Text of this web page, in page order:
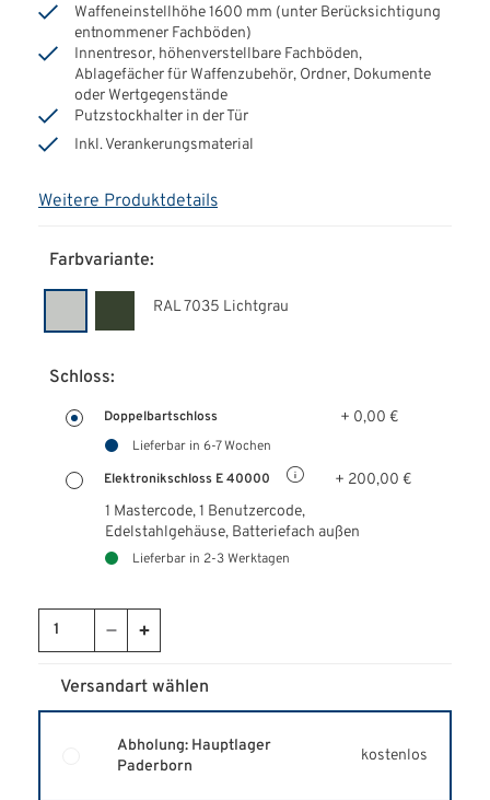
Waffeneinstellhöhe 1600 mm (unter Berücksichtigung
entnommener Fachböden)
Innentresor, höhenverstellbare Fachböden,
Ablagefächer für Waffenzubehör, Ordner, Dokumente
oder Wertgegenstände
Putzstockhalter in der Tür
Inkl. Verankerungsmaterial
Weitere Produktdetails
Farbvariante:
RAL 7035 Lichtgrau
Schloss:
Doppelbartschloss + 0,00 €
Lieferbar in 6-7 Wochen
Elektronikschloss E 40000
+ 200,00 €
1 Mastercode, 1 Benutzercode,
Edelstahlgehäuse, Batteriefach außen
Lieferbar in 2-3 Werktagen
Versandart wählen
Abholung: Hauptlager
Paderborn
kostenlos